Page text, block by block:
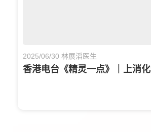
2025/06/30 林展滔医生
香港电台《精灵一点》｜上消